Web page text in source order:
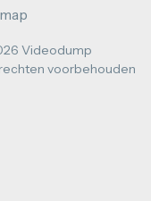
Videodump
voorbehouden